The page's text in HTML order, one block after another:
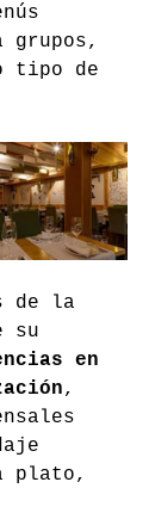
grupos,
tipo de
de la
su
en
,
plato,